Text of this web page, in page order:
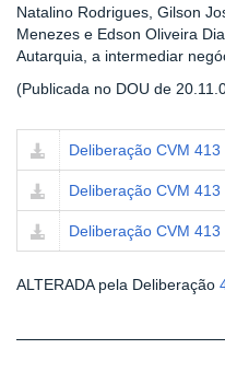
Natalino Rodrigues, Gilson
Menezes e Edson Oliveira
Autarquia, a intermediar
(Publicada no DOU de
Deliberação CVM
Deliberação CVM
Deliberação CVM
ALTERADA pela Deliberação